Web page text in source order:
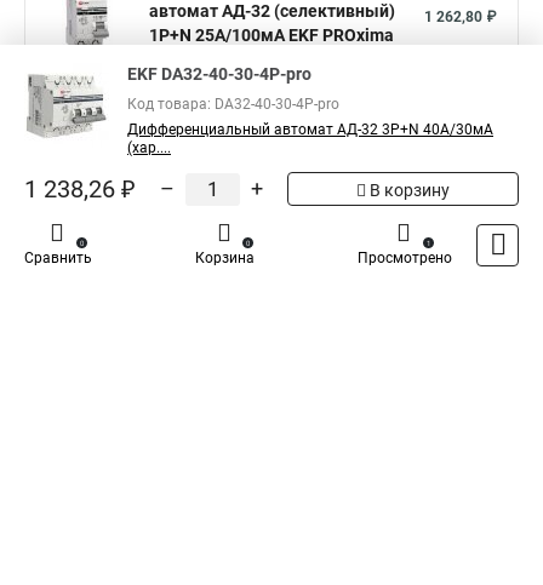
автомат АД-32 (селективный)
1P+N 25А/100мА EKF PROxima
1 262,80 ₽
автомат АД-32 (селективный)
1P+N 40А/100мА EKF PROxima
1 151,69 ₽
Показать больше
EKF DA32-40-30-4P-pro
Код товара: DA32-40-30-4P-pro
Дифференциальный автомат АД-32 3P+N 40А/30мА
(хар....
1 238,26 ₽ – + В корзину
Сравнить
0
Корзина
0
Просмотрено
1